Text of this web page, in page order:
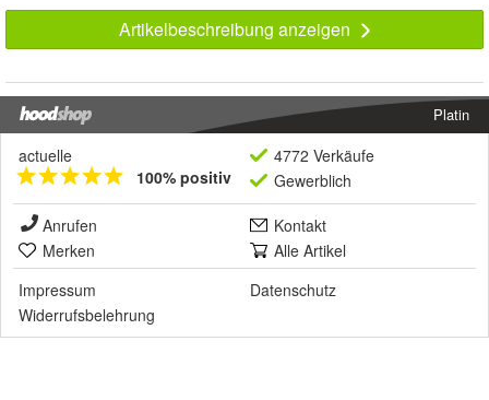
Artikelbeschreibung anzeigen
Platin
actuelle
100% positiv
4772 Verkäufe
Gewerblich
Anrufen
Kontakt
Merken
Alle Artikel
Impressum
Datenschutz
Widerrufsbelehrung